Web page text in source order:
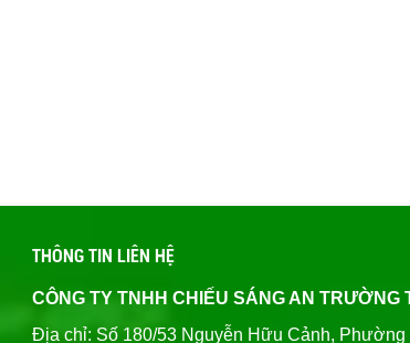
THÔNG TIN LIÊN HỆ
CÔNG TY TNHH CHIẾU SÁNG AN TRƯỜNG
Địa chỉ: Số 180/53 Nguyễn Hữu Cảnh, Phường